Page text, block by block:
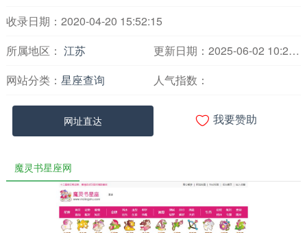
收录日期：2020-04-20 15:52:15
所属地区： 江苏
更新日期：2025-06-02 10:20:55
网站分类： 星座查询 人气指数：
网址直达  我要赞助
魔灵书星座网